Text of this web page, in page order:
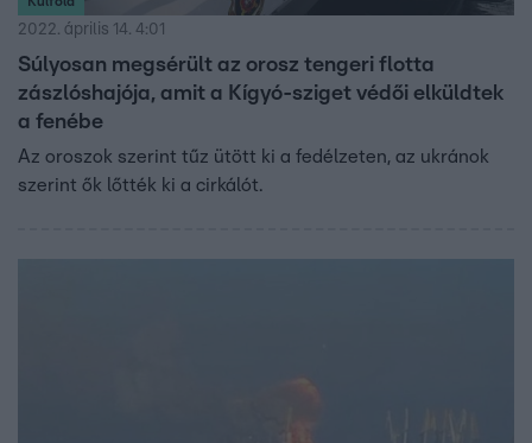
2022. április 14. 4:01
Súlyosan megsérült az orosz tengeri flotta
zászlóshajója, amit a Kígyó-sziget védői elküldtek
a fenébe
Az oroszok szerint tűz ütött ki a fedélzeten, az ukránok
szerint ők lőtték ki a cirkálót.